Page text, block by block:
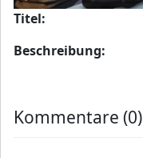
Titel:
Beschreibung:
Kommentare (0)